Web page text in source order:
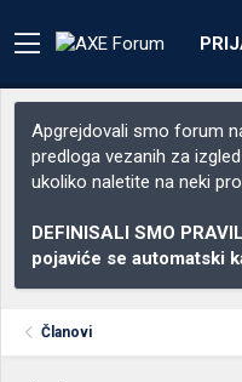
Apgrejdovali smo forum
predloga vezanih za
ukoliko naletite na neki
DEFINISALI SMO
pojaviće se automatski
Članovi